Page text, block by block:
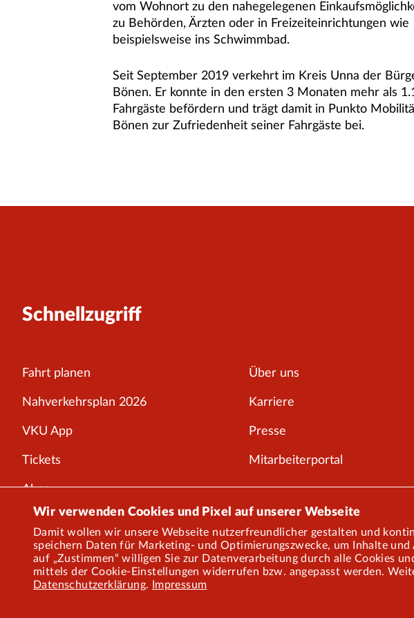
vom Wohnort zu den nahegelegenen
zu Behörden, Ärzten oder in Freizeiteinrichtungen wie
beispielsweise ins Schwimmbad.
Seit September 2019 verkehrt im Kreis Unna der
Bönen. Er konnte in den ersten 3 Monaten mehr als
Fahrgäste befördern und trägt damit in Punkto
Bönen zur Zufriedenheit seiner Fahrgäste bei.
Wir verwenden Cookies und Pixel auf unserer Webseite
Damit wollen wir unsere Webseite nutzerfreundlicher gestalten und
speichern Daten für Marketing- und Optimierungszwecke, um Inhalte
auf „Zustimmen“ willigen Sie zur Datenverarbeitung durch alle Cookies
mittels der Cookie-Einstellungen widerrufen bzw. angepasst werden.
Datenschutzerklärung. Impressum
Schnellzugriff
Fahrt planen
Nahverkehrsplan 2026
VKU App
Tickets
Abos
Störungen
Service
Onlineshop
Über uns
Karriere
Presse
Mitarbeiterportal